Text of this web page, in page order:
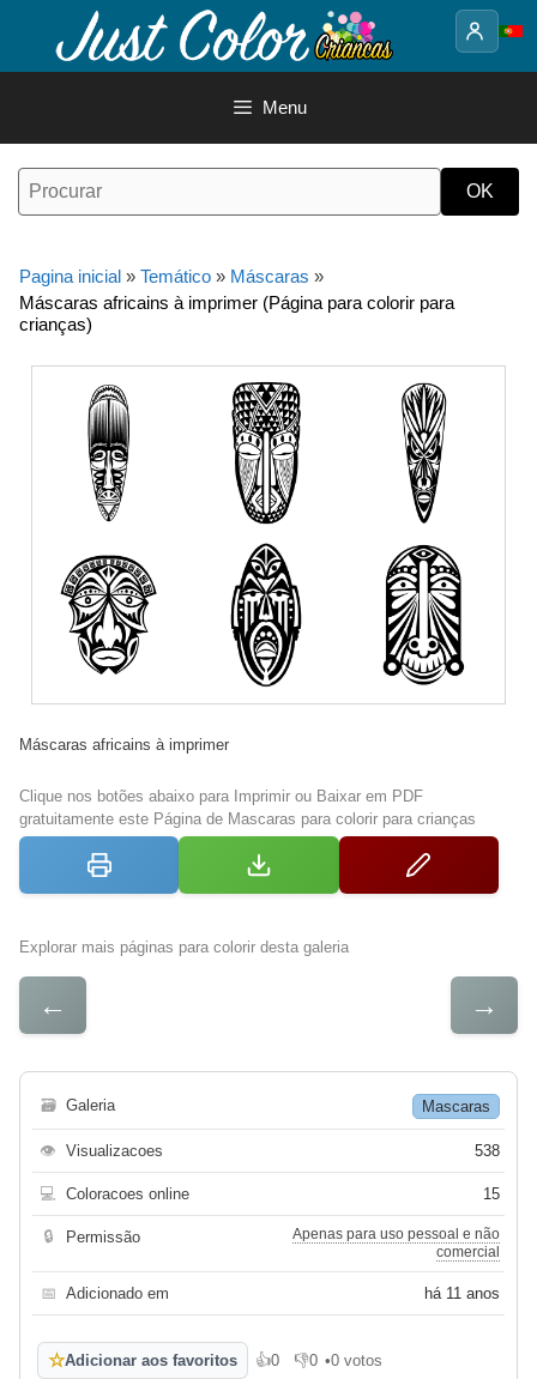
o
Menu
Pagina inicial » Temático » Máscaras »
Máscaras africains à imprimer (Página para colorir para
crianças)
Máscaras africains à imprimer
Clique nos botões abaixo para Imprimir ou Baixar em PDF
gratuitamente este Página de Mascaras para colorir para crianças
Explorar mais páginas para colorir desta galeria
← →
🗃 Galeria Mascaras
👁 Visualizacoes 538
💻 Coloracoes online 15
🔒 Permissão
Apenas para uso pessoal e não
comercial
📅 Adicionado em há 11 anos
☆Adicionar aos favoritos 👍0
Gosto 👎0
Não gosto
•0 votos